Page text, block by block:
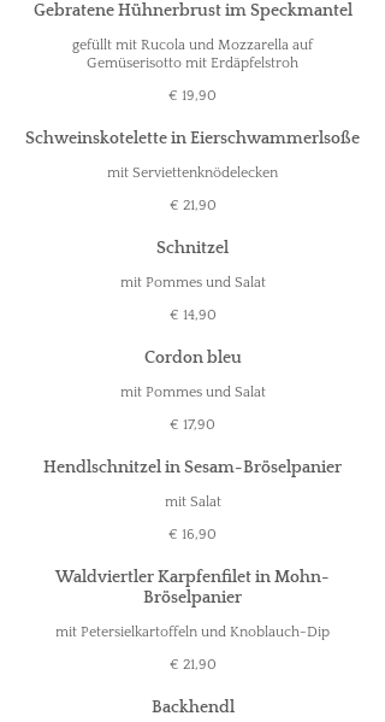
Gebratene Hühnerbrust im Speckmantel
gefüllt mit Rucola und Mozzarella auf
Gemüserisotto mit Erdäpfelstroh
€ 19,90
Schweinskotelette in Eierschwammerlsoße
mit Serviettenknödelecken
€ 21,90
Schnitzel
mit Pommes und Salat
€ 14,90
Cordon bleu
mit Pommes und Salat
€ 17,90
Hendlschnitzel in Sesam-Bröselpanier
mit Salat
€ 16,90
Waldviertler Karpfenfilet in Mohn-
Bröselpanier
mit Petersielkartoffeln und Knoblauch-Dip
€ 21,90
Backhendl